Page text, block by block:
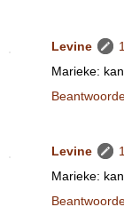
Levine
Marieke:
Levine
Marieke: